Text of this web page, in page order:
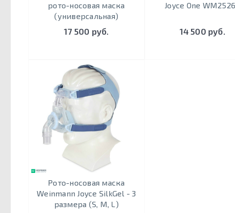
рото-носовая маска
(универсальная)
17 500 руб.
Joyce One
14 500 руб.
Рото-носовая маска
Weinmann Joyce SilkGel - 3
размера (S, M, L)